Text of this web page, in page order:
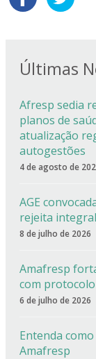
Últimas
Afresp sedia
planos de
atualização
autogestões
4 de agosto de
AGE
rejeita
8 de julho de 2026
Amafresp
com
6 de julho de 2026
Entenda
Amafresp